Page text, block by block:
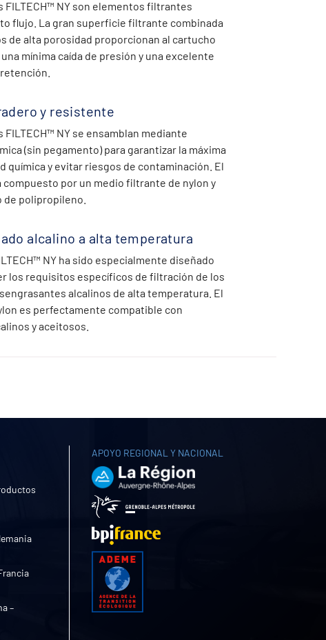
FILTECH™ NY son elementos filtrantes
flujo. La gran superficie filtrante combinada
de alta porosidad proporcionan al cartucho
una mínima caída de presión y una excelente
y resistente
FILTECH™ NY se ensamblan mediante
(sin pegamento) para garantizar la máxima
química y evitar riesgos de contaminación. El
compuesto por un medio filtrante de nylon y
polipropileno.
alcalino a alta temperatura
NY ha sido especialmente diseñado
los requisitos específicos de filtración de los
alcalinos de alta temperatura. El
es perfectamente compatible con
y aceitosos.
–
APOYO REGIONAL Y NACIONAL